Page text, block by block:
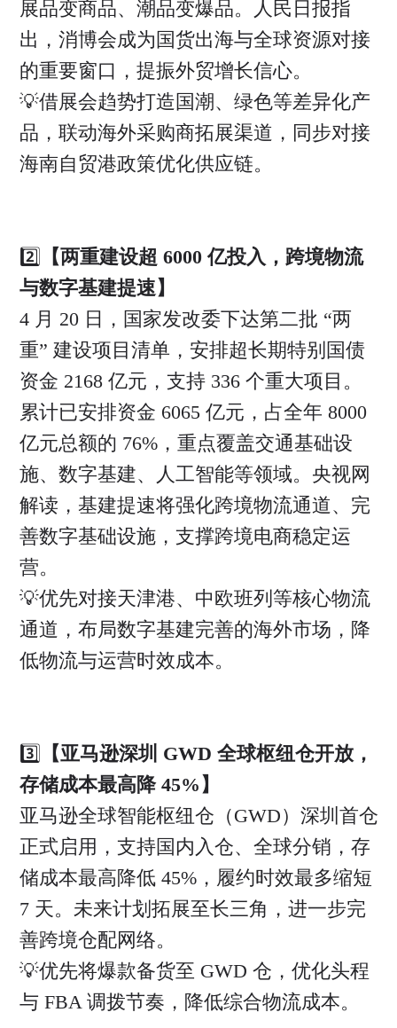
展品变商品、潮品变爆品。人民日报指
出，消博会成为国货出海与全球资源对接
的重要窗口，提振外贸增长信心。
💡借展会趋势打造国潮、绿色等差异化产
品，联动海外采购商拓展渠道，同步对接
海南自贸港政策优化供应链。
2️⃣
【两重建设超 6000 亿投入，跨境物流
与数字基建提速】
4 月 20 日，国家发改委下达第二批 “两
重” 建设项目清单，安排超长期特别国债
资金 2168 亿元，支持 336 个重大项目。
累计已安排资金 6065 亿元，占全年 8000
亿元总额的 76%，重点覆盖交通基础设
施、数字基建、人工智能等领域。央视网
解读，基建提速将强化跨境物流通道、完
善数字基础设施，支撑跨境电商稳定运
营。
💡优先对接天津港、中欧班列等核心物流
通道，布局数字基建完善的海外市场，降
低物流与运营时效成本。
3️⃣
【亚马逊深圳 GWD 全球枢纽仓开放，
存储成本最高降 45%】
亚马逊全球智能枢纽仓（GWD）深圳首仓
正式启用，支持国内入仓、全球分销，存
储成本最高降低 45%，履约时效最多缩短
7 天。未来计划拓展至长三角，进一步完
善跨境仓配网络。
💡优先将爆款备货至 GWD 仓，优化头程
与 FBA 调拨节奏，降低综合物流成本。